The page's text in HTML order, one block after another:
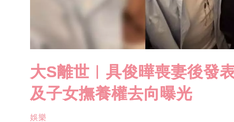
大S離世︱具俊曄喪妻後發
及子女撫養權去向曝光
娛樂